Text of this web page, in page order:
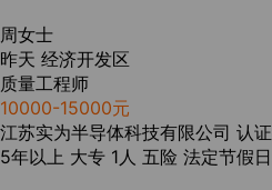
周女士
昨天 经济开发区
质量工程师
10000-15000元
江苏实为半导体科技有限公司 认证
5年以上 大专 1人 五险 法定节假日